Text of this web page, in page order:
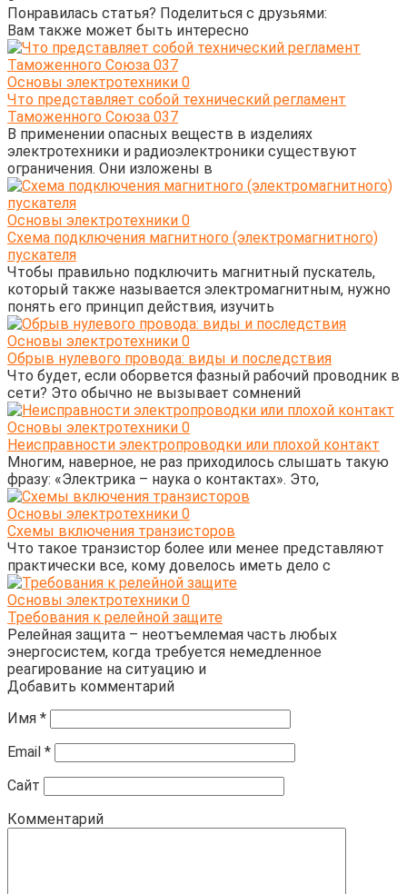
Понравилась статья? Поделиться с друзьями:
Вам также может быть интересно
Основы электротехники 0
Что представляет собой технический регламент
Таможенного Союза 037
В применении опасных веществ в изделиях
электротехники и радиоэлектроники существуют
ограничения. Они изложены в
Основы электротехники 0
Схема подключения магнитного (электромагнитного)
пускателя
Чтобы правильно подключить магнитный пускатель,
который также называется электромагнитным, нужно
понять его принцип действия, изучить
Основы электротехники 0
Обрыв нулевого провода: виды и последствия
Что будет, если оборвется фазный рабочий проводник в
сети? Это обычно не вызывает сомнений
Основы электротехники 0
Неисправности электропроводки или плохой контакт
Многим, наверное, не раз приходилось слышать такую
фразу: «Электрика – наука о контактах». Это,
Основы электротехники 0
Схемы включения транзисторов
Что такое транзистор более или менее представляют
практически все, кому довелось иметь дело с
Основы электротехники 0
Требования к релейной защите
Релейная защита – неотъемлемая часть любых
энергосистем, когда требуется немедленное
реагирование на ситуацию и
Добавить комментарий
Имя *
Email *
Сайт
Комментарий